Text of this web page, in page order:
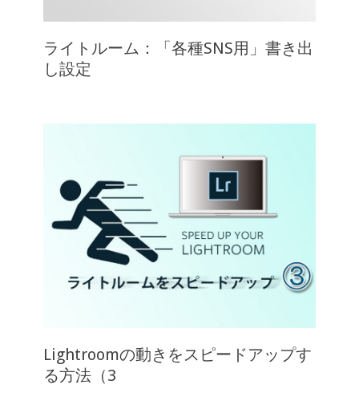
ライトルーム：「各種SNS用」書き出
し設定
Lightroomの動きをスピードアップす
る方法（3